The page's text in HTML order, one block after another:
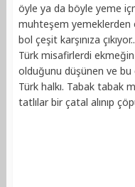
öyle ya da böyle yeme
muhteşem yemeklerden
bol çeşit karşınıza
Türk misafirlerdi
olduğunu düşünen ve
Türk halkı. Tabak tabak
tatlılar bir çatal alınıp